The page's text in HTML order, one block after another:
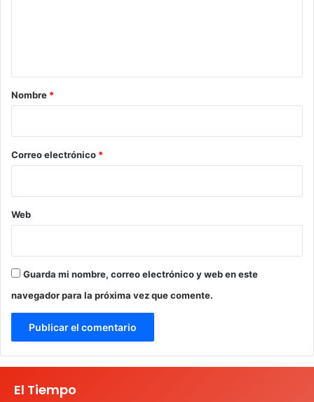
r
*
Nombre *
Correo electrónico *
Web
Guarda mi nombre, correo electrónico y web en este
navegador para la próxima vez que comente.
El Tiempo